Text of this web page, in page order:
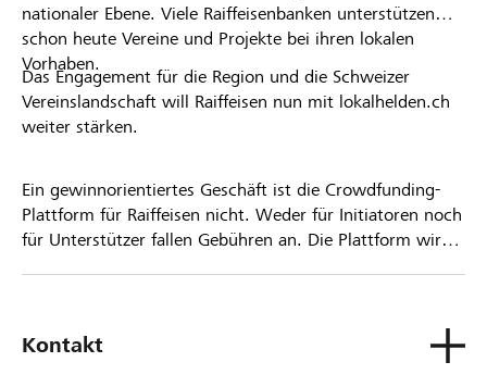
nationaler Ebene. Viele Raiffeisenbanken unterstützen
schon heute Vereine und Projekte bei ihren lokalen
Vorhaben.
Das Engagement für die Region und die Schweizer
Vereinslandschaft will Raiffeisen nun mit lokalhelden.ch
weiter stärken.
Ein gewinnorientiertes Geschäft ist die Crowdfunding-
Plattform für Raiffeisen nicht. Weder für Initiatoren noch
für Unterstützer fallen Gebühren an. Die Plattform wird
Kontakt